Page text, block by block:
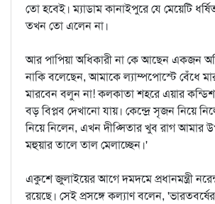
তো হবেই। ম্যাডাম কানাইপুরে যে মেয়েটি
তখন তো এলেন না।
আর পাপিয়া অধিকারী না কে আছেন একজন
নাকি বলেছেন, আমাকে ল্যাম্পপোস্টে বেঁধে
মারবেন বলুন না! কলকাতা শহরে এয়ার
বড় বিপ্লব দেখানো যায়। কেন্দ্রে সৃজন নিয়ে
নিয়ে নিলেন, এখন দীপ্সিতার খুব রাগ আমার
মহুয়ার তালে তাল মেলাচ্ছেন।'
একুশে জুলাইয়ের আগে দমদমে প্রধানমন্ত্রী
রয়েছে। সেই প্রসঙ্গে কল্যাণ বলেন, 'ভারতবর্ষের